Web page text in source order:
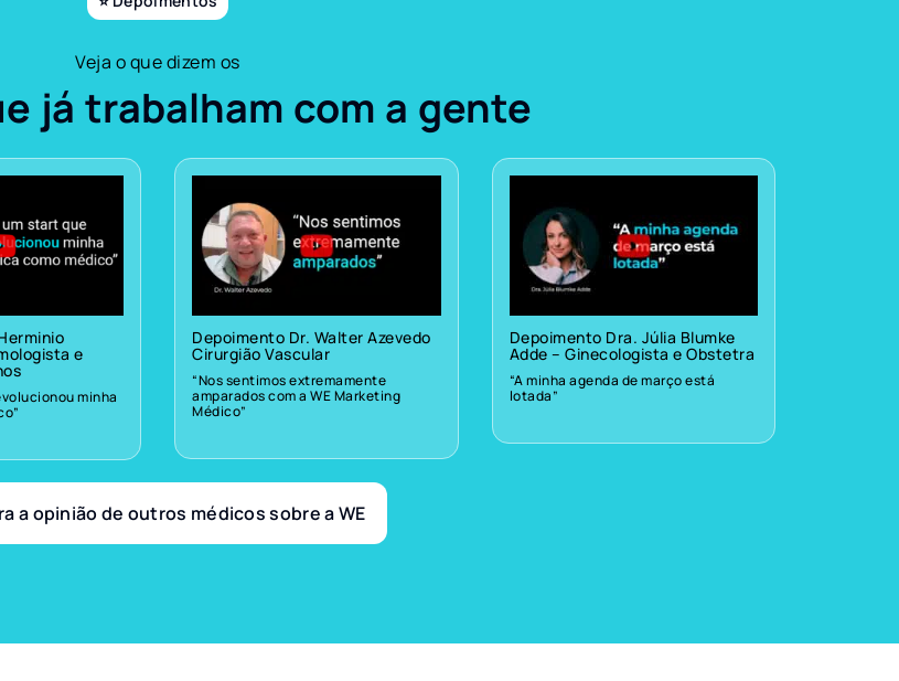
Veja o que dizem os
já trabalham com a gente
e
minha
Depoimento Dr. Walter Azevedo
Cirurgião Vascular
“Nos sentimos extremamente
amparados com a WE Marketing
Médico”
Depoimento Dra. Júlia Blumke
Adde – Ginecologista e Obstetra
“A minha agenda de março está
lotada”
a opinião de outros médicos sobre a WE